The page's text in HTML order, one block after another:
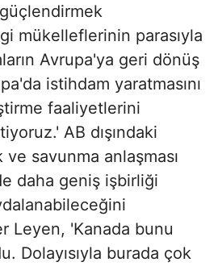
mükelleflerinin parasıyla
Avrupa'ya geri dönüş
istihdam yaratmasını
faaliyetlerini
AB dışındaki
savunma anlaşması
daha geniş işbirliği
Leyen, 'Kanada bunu
Dolayısıyla burada çok